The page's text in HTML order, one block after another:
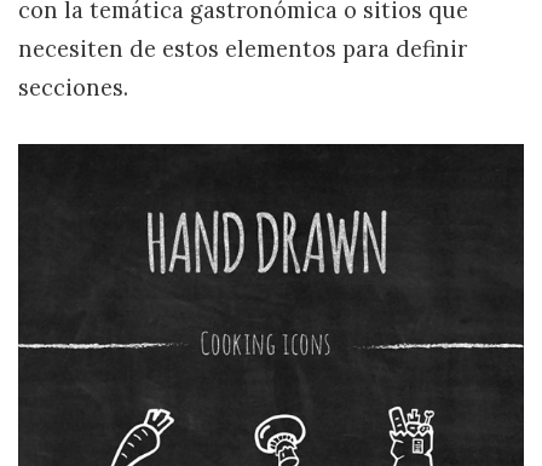
con la temática gastronómica o sitios que
necesiten de estos elementos para definir
secciones.